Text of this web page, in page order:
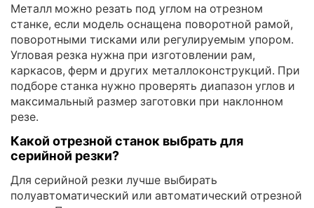
Металл можно резать под углом на отрезном
станке, если модель оснащена поворотной рамой,
поворотными тисками или регулируемым упором.
Угловая резка нужна при изготовлении рам,
каркасов, ферм и других металлоконструкций. При
подборе станка нужно проверять диапазон углов и
максимальный размер заготовки при наклонном
резе.
Какой отрезной станок выбрать для
серийной резки?
Для серийной резки лучше выбирать
полуавтоматический или автоматический отрезной